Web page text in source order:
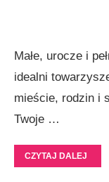
Małe, urocze i
idealni
mieście, rodzin i
Twoje …
CZYTAJ DALEJ